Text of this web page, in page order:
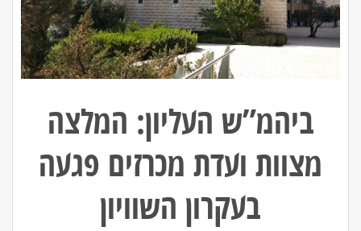
ביהמ”ש העליון: המלצה
מצוות ועדת מכרזים פגעה
בעקרון השוויון